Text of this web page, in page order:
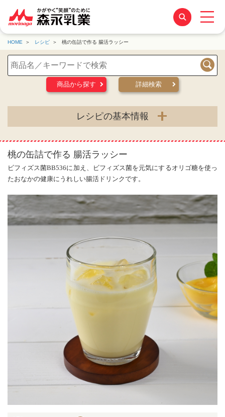
HOME レシピ 桃の缶詰で作る 腸活ラッシー
検索
商品から探す
詳細検索
レシピの基本情報
桃の缶詰で作る 腸活ラッシー
ビフィズス菌BB536に加え、ビフィズス菌を元気にするオリゴ糖を使っ
たおなかの健康にうれしい腸活ドリンクです。